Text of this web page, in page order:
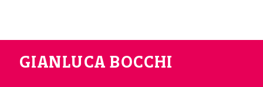
GIANLUCA BOCCHI